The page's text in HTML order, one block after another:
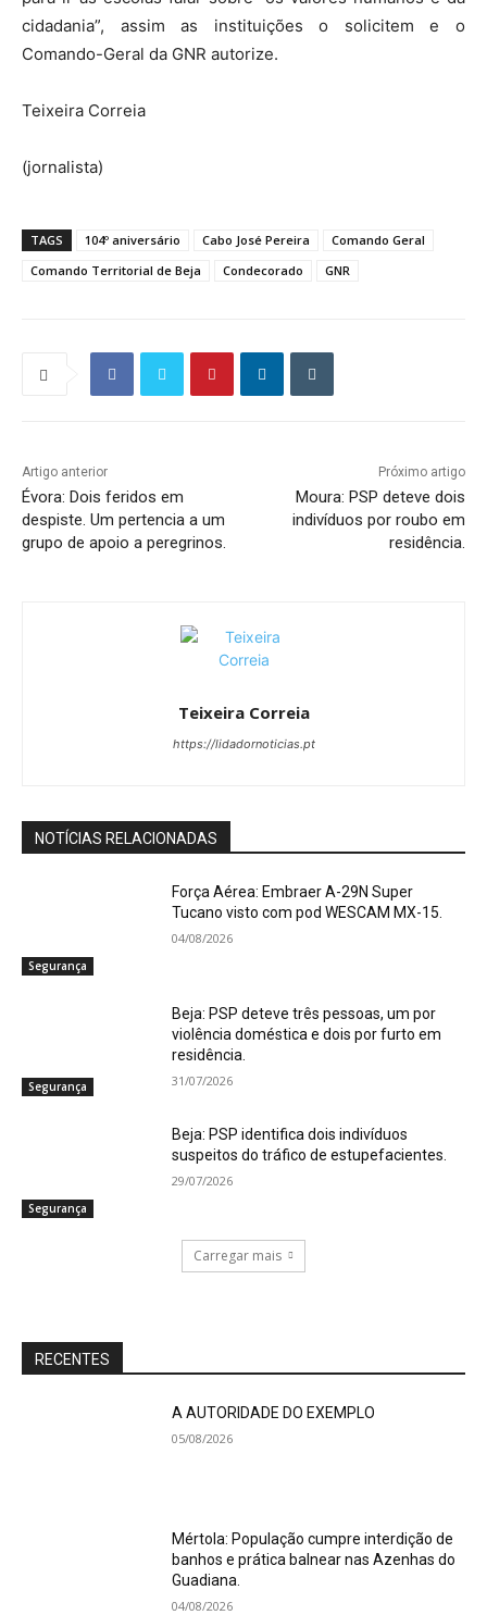
cidadania”, assim as instituições o solicitem e o
Comando-Geral da GNR autorize.
Teixeira Correia
(jornalista)
TAGS 104º aniversário Cabo José Pereira
Comando Geral
Comando Territorial de Beja
Condecorado GNR
Artigo anterior
Évora: Dois feridos em
despiste. Um pertencia a um
grupo de apoio a peregrinos.
Próximo artigo
Moura: PSP deteve dois
indivíduos por roubo em
residência.
Teixeira Correia
https://lidadornoticias.pt
NOTÍCIAS RELACIONADAS
Segurança
Força Aérea: Embraer A-29N Super
Tucano visto com pod WESCAM MX-15.
04/08/2026
Segurança
Beja: PSP deteve três pessoas, um por
violência doméstica e dois por furto em
residência.
31/07/2026
Segurança
Beja: PSP identifica dois indivíduos
suspeitos do tráfico de estupefacientes.
29/07/2026
Carregar mais
RECENTES
A AUTORIDADE DO EXEMPLO
05/08/2026
Mértola: População cumpre interdição de
banhos e prática balnear nas Azenhas do
Guadiana.
04/08/2026